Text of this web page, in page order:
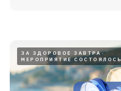
ЗА ЗДОРОВОЕ ЗАВТРА
МЕРОПРИЯТИЕ СОСТОЯЛОСЬ